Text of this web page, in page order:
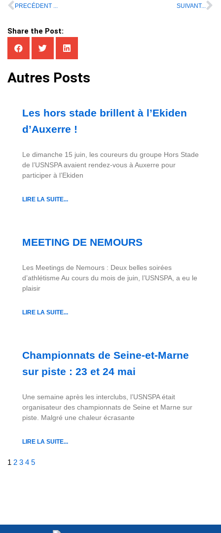
PRECÉDENT ... SUIVANT...
Share the Post:
Autres Posts
Les hors stade brillent à l’Ekiden
d’Auxerre !
Le dimanche 15 juin, les coureurs du groupe Hors Stade
de l’USNSPA avaient rendez-vous à Auxerre pour
participer à l’Ekiden
LIRE LA SUITE...
MEETING DE NEMOURS
Les Meetings de Nemours : Deux belles soirées
d’athlétisme Au cours du mois de juin, l’USNSPA, a eu le
plaisir
LIRE LA SUITE...
Championnats de Seine-et-Marne
sur piste : 23 et 24 mai
Une semaine après les interclubs, l’USNSPA était
organisateur des championnats de Seine et Marne sur
piste. Malgré une chaleur écrasante
LIRE LA SUITE...
1 2 3 4 5